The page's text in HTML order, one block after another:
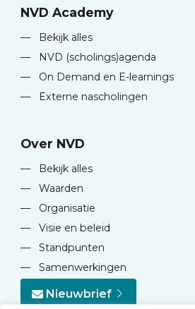
NVD Academy
—
Bekijk alles
—
NVD (scholings)agenda
—
On Demand en E-learnings
—
Externe nascholingen
Over NVD
—
Bekijk alles
—
Waarden
—
Organisatie
—
Visie en beleid
—
Standpunten
—
Samenwerkingen
Nieuwbrief